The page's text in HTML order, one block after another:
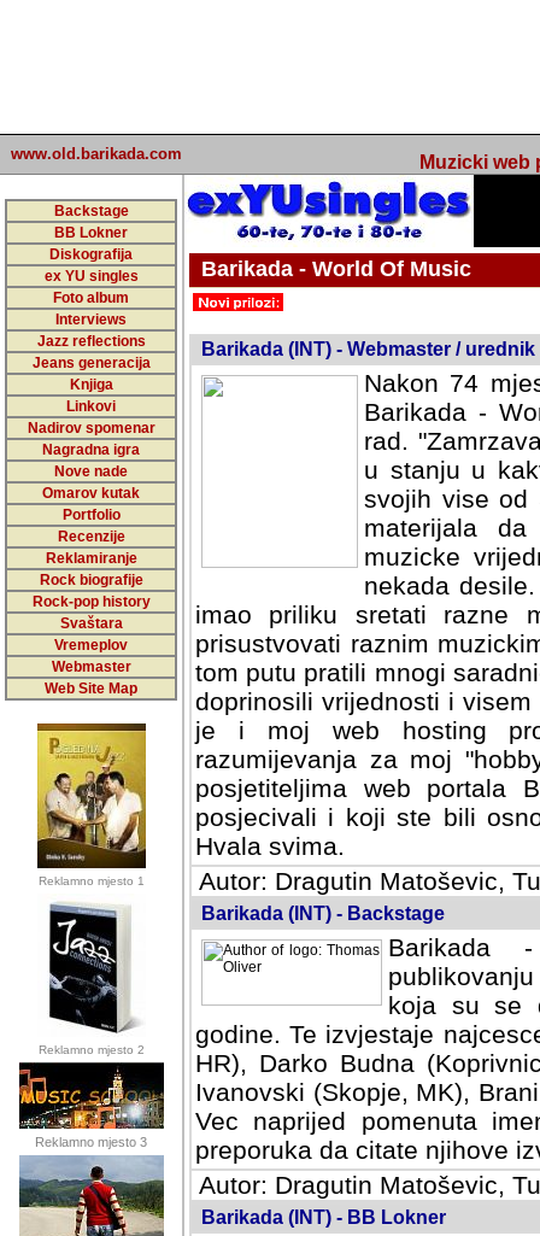
www.old.barikada.com Muzicki web
Backstage
BB Lokner
Diskografija
ex YU singles
Foto album
Interviews
Jazz reflections
Jeans generacija
Knjiga
Linkovi
Nadirov spomenar
Nagradna igra
Nove nade
Omarov kutak
Portfolio
Recenzije
Reklamiranje
Rock biografije
Rock-pop history
Svaštara
Vremeplov
Webmaster
Web Site Map
Reklamno mjesto 1
Reklamno mjesto 2
Reklamno mjesto 3
Barikada - World Of Music
Barikada (INT) - Webmaster / urednik
Nakon 74
Barikada -
rad.
u stanju u
svojih vise od
materijala
muzicke
nekada
imao priliku sretati razne
prisustvovati raznim
tom putu pratili mnogi
doprinosili vrijednosti i
je i moj web hosting
razumijevanja za moj
posjetiteljima web portala
posjecivali i koji ste bili
Hvala svima.
Autor: Dragutin Matoševic,
Barikada (INT) - Backstage
Barikada
koja su se
godine. Te izvjestaje
HR), Darko Budna
Ivanovski (Skopje, MK),
Vec naprijed pomenuta
preporuka da citate njihove
Autor: Dragutin Matoševic,
Barikada (INT) - BB Lokner